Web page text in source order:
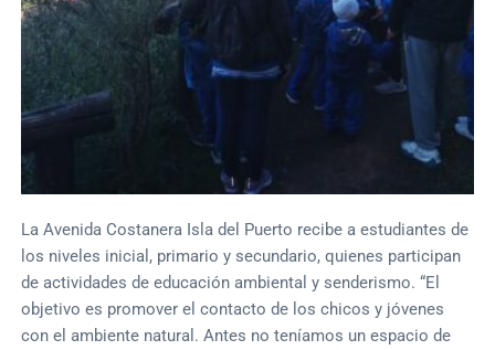
La Avenida Costanera Isla del Puerto recibe a estudiantes de
los niveles inicial, primario y secundario, quienes participan
de actividades de educación ambiental y senderismo. “El
objetivo es promover el contacto de los chicos y jóvenes
con el ambiente natural. Antes no teníamos un espacio de